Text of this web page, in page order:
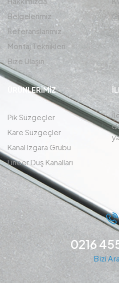
Belgelerimiz
Referanslarımız
Montaj Teknikleri
Bize Ulaşın
ÜRÜNLERIMIZ
Pik Süzgeçler
Kare Süzgeçler
Kanal Izgara Grubu
Lineer Duş Kanalları
0216
Bizi